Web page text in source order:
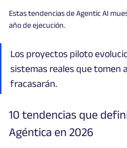
Estas tendencias de Agentic AI
año de ejecución.
Los proyectos piloto
sistemas reales que tomen
fracasarán.
10 tendencias que
Agéntica en 2026